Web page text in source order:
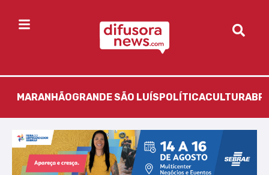
MARANHÃOGRANDE SÃO LUÍS POLÍTICACULTURA